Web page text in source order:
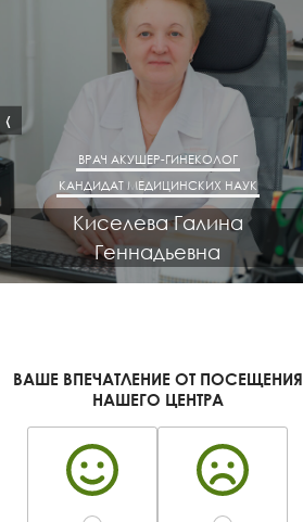
ВРАЧ АКУШЕР-ГИНЕКОЛОГ
КАНДИДАТ МЕДИЦИНСКИХ НАУК
Киселева Галина
Геннадьевна
‹
ВАШЕ ВПЕЧАТЛЕНИЕ ОТ ПОСЕЩЕНИЯ
НАШЕГО ЦЕНТРА